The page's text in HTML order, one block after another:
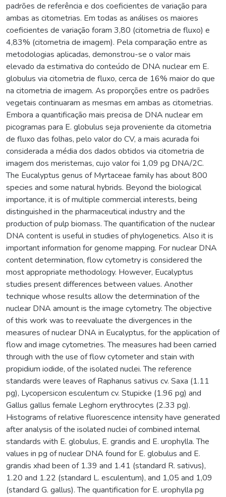
padrões de referência e dos coeficientes de variação para
ambas as citometrias. Em todas as análises os maiores
coeficientes de variação foram 3,80 (citometria de fluxo) e
4,83% (citometria de imagem). Pela comparação entre as
metodologias aplicadas, demonstrou-se o valor mais
elevado da estimativa do conteúdo de DNA nuclear em E.
globulus via citometria de fluxo, cerca de 16% maior do que
na citometria de imagem. As proporções entre os padrões
vegetais continuaram as mesmas em ambas as citometrias.
Embora a quantificação mais precisa de DNA nuclear em
picogramas para E. globulus seja proveniente da citometria
de fluxo das folhas, pelo valor do CV, a mais acurada foi
considerada a média dos dados obtidos via citometria de
imagem dos meristemas, cujo valor foi 1,09 pg DNA/2C.
The Eucalyptus genus of Myrtaceae family has about 800
species and some natural hybrids. Beyond the biological
importance, it is of multiple commercial interests, being
distinguished in the pharmaceutical industry and the
production of pulp biomass. The quantification of the nuclear
DNA content is useful in studies of phylogenetics. Also it is
important information for genome mapping. For nuclear DNA
content determination, flow cytometry is considered the
most appropriate methodology. However, Eucalyptus
studies present differences between values. Another
technique whose results allow the determination of the
nuclear DNA amount is the image cytometry. The objective
of this work was to reevaluate the divergences in the
measures of nuclear DNA in Eucalyptus, for the application of
flow and image cytometries. The measures had been carried
through with the use of flow cytometer and stain with
propidium iodide, of the isolated nuclei. The reference
standards were leaves of Raphanus sativus cv. Saxa (1.11
pg), Lycopersicon esculentum cv. Stupicke (1.96 pg) and
Gallus gallus female Leghorn erythrocytes (2.33 pg).
Histograms of relative fluorescence intensity have generated
after analysis of the isolated nuclei of combined internal
standards with E. globulus, E. grandis and E. urophylla. The
values in pg of nuclear DNA found for E. globulus and E.
grandis xhad been of 1.39 and 1.41 (standard R. sativus),
1.20 and 1.22 (standard L. esculentum), and 1,05 and 1,09
(standard G. gallus). The quantification for E. urophylla pg